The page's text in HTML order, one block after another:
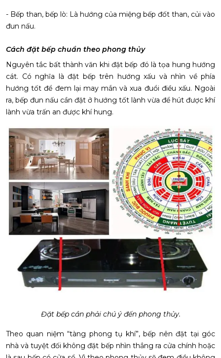
- Bếp than, bếp lò: Là hướng của miệng bếp đốt than, củi vào
đun nấu.
Cách đặt bếp chuẩn theo phong thủy
Nguyên tắc bất thành văn khi đặt bếp đó là tọa hung hướng
cát. Có nghĩa là đặt bếp trên hướng xấu và nhìn về phía
hướng tốt để đem lại may mắn và xua đuổi điều xấu. Ngoài
ra, bếp đun nấu cần đặt ở hướng tốt lành vừa để hút được khí
lành vừa trấn an được khí hung.
Đặt bếp cần phải chú ý đến phong thủy.
Theo quan niệm “tàng phong tụ khí”, bếp nên đặt tại góc
nhà và tuyệt đối không đặt bếp nhìn thẳng ra cửa chính hoặc